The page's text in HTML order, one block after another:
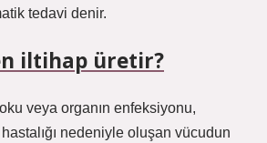
tedavi denir.
iltihap üretir?
veya organın enfeksiyonu,
nedeniyle oluşan vücudun